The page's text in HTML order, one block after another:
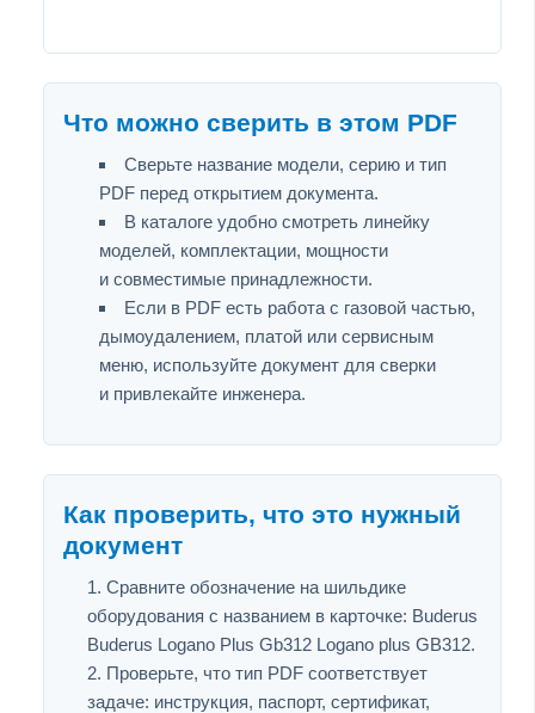
Что можно сверить в этом PDF
Сверьте название модели, серию и тип
PDF перед открытием документа.
В каталоге удобно смотреть линейку
моделей, комплектации, мощности
и совместимые принадлежности.
Если в PDF есть работа с газовой частью,
дымоудалением, платой или сервисным
меню, используйте документ для сверки
и привлекайте инженера.
Как проверить, что это нужный
документ
Сравните обозначение на шильдике
оборудования с названием в карточке: Buderus
Buderus Logano Plus Gb312 Logano plus GB312.
Проверьте, что тип PDF соответствует
задаче: инструкция, паспорт, сертификат,